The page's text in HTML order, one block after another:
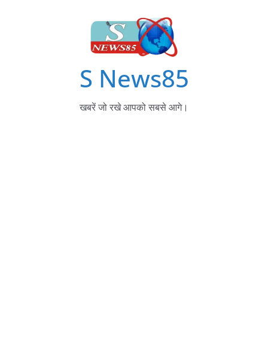
S News85
खबरें जो रखे आपको सबसे आगे।